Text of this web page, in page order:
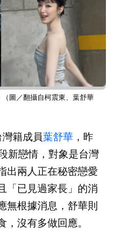
圖／翻攝自柯震東、葉舒華
灣籍成員葉舒華 ，昨
新戀情，對象是台灣
出兩人正在秘密戀愛
「已見過家長」的消
無根據消息，舒華則
，沒有多做回應。